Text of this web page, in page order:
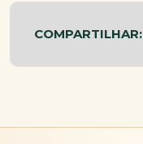
COMPARTILHAR: